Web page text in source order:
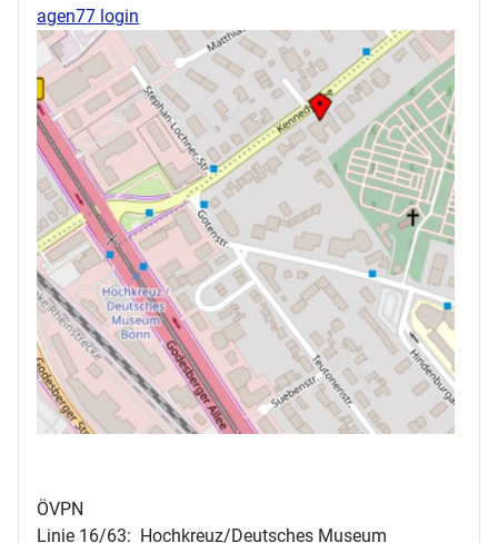
agen77 login
ÖVPN
Linie 16/63: Hochkreuz/Deutsches Museum